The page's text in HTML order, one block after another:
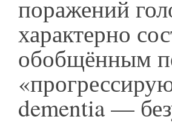
поражений
характерно
обобщённым
dementia —